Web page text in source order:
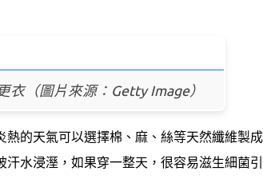
（圖片來源：Getty Image）
的天氣可以選擇棉、麻、絲等天然纖維製
水浸溼，如果穿一整天，很容易滋生細菌